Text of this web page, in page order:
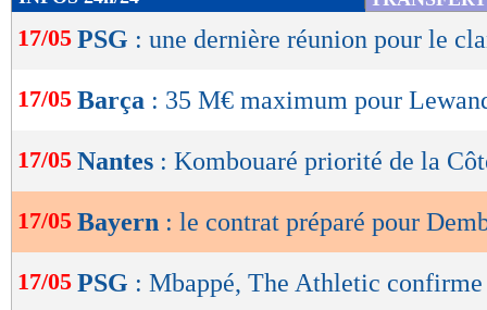
de
lecture
OK
17/05 PSG : une dernière réunion pour le
17/05 Barça : 35 M€ maximum pour
17/05 Nantes : Kombouaré priorité de la
17/05 Bayern : le contrat préparé pour
17/05 PSG : Mbappé, The Athletic confirme